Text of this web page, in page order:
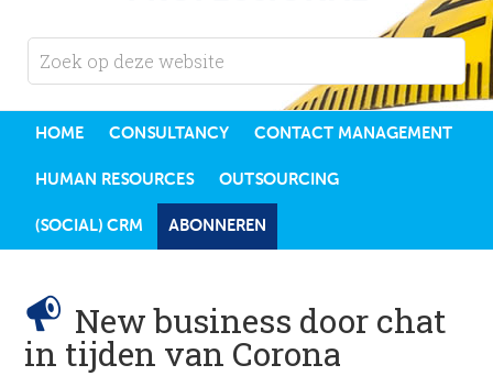
HOME CONSULTANCY CONTACT MANAGEMENT
HUMAN RESOURCES OUTSOURCING
(SOCIAL) CRM ABONNEREN
New business door chat
in tijden van Corona